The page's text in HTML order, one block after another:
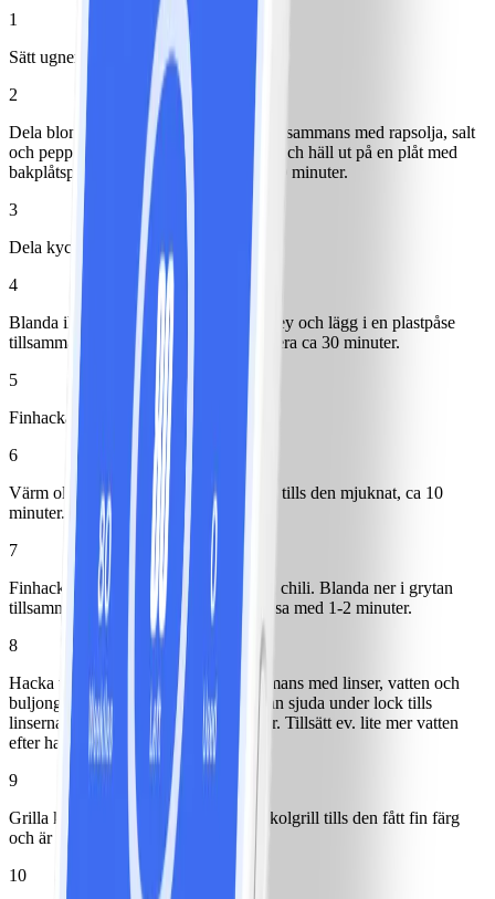
1
Sätt ugnen på 200°.
2
Dela blomkål i mindre bitar och lägg tillsammans med rapsolja, salt
och peppar i en plastpåse. Blanda runt och häll ut på en plåt med
bakplåtspapper och sätt in i ugnen ca 30 minuter.
3
Dela kyckling i mindre bitar.
4
Blanda ihop yoghurt och mango chutney och lägg i en plastpåse
tillsammans med kycklingen, låt marinera ca 30 minuter.
5
Finhacka lök.
6
Värm olivolja i en gryta och fräs löken tills den mjuknat, ca 10
minuter.
7
Finhacka vitlök, riv ingefära och skiva chili. Blanda ner i grytan
tillsammans med kryddorna och låt fräsa med 1-2 minuter.
8
Hacka tomater och blanda ner tillsammans med linser, vatten och
buljongtärning. Koka upp och låt sedan sjuda under lock tills
linserna är riktigt mjuka, ca 30 minuter. Tillsätt ev. lite mer vatten
efter hand.
9
Grilla kycklingen på ett grilljärn eller kolgrill tills den fått fin färg
och är genomstekt.
10